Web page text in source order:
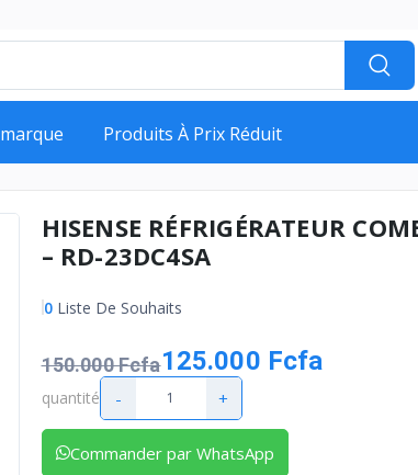
marque Produits À Prix Réduit
HISENSE RÉFRIGÉRATEUR
– RD-23DC4SA
0Liste De Souhaits
150.000 Fcfa125.000 Fcfa
quantité - +
Commander par WhatsApp